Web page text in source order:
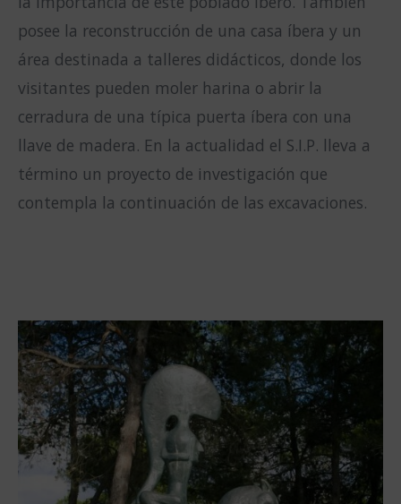
posee la reconstrucción de una casa íbera y un
área destinada a talleres didácticos, donde los
visitantes pueden moler harina o abrir la
cerradura de una típica puerta íbera con una
llave de madera. En la actualidad el S.I.P. lleva a
término un proyecto de investigación que
contempla la continuación de las excavaciones.